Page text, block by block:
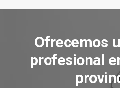
Ofrecemos
profesional